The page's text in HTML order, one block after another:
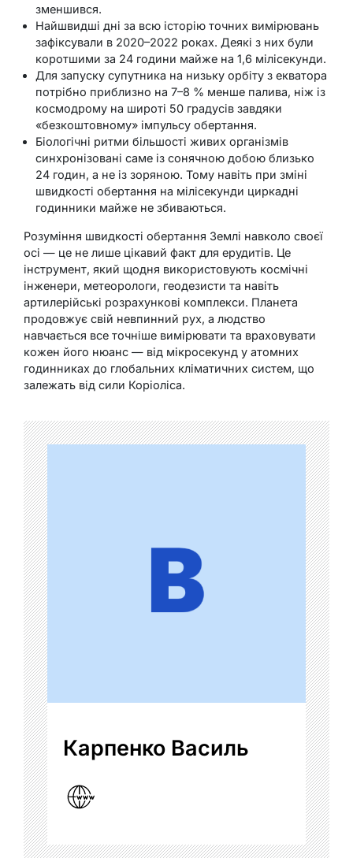
зменшився.
Найшвидші дні за всю історію точних вимірювань
зафіксували в 2020–2022 роках. Деякі з них були
коротшими за 24 години майже на 1,6 мілісекунди.
Для запуску супутника на низьку орбіту з екватора
потрібно приблизно на 7–8 % менше палива, ніж із
космодрому на широті 50 градусів завдяки
«безкоштовному» імпульсу обертання.
Біологічні ритми більшості живих організмів
синхронізовані саме із сонячною добою близько
24 годин, а не із зоряною. Тому навіть при зміні
швидкості обертання на мілісекунди циркадні
годинники майже не збиваються.
Розуміння швидкості обертання Землі навколо своєї
осі — це не лише цікавий факт для ерудитів. Це
інструмент, який щодня використовують космічні
інженери, метеорологи, геодезисти та навіть
артилерійські розрахункові комплекси. Планета
продовжує свій невпинний рух, а людство
навчається все точніше вимірювати та враховувати
кожен його нюанс — від мікросекунд у атомних
годинниках до глобальних кліматичних систем, що
залежать від сили Коріоліса.
Карпенко Василь